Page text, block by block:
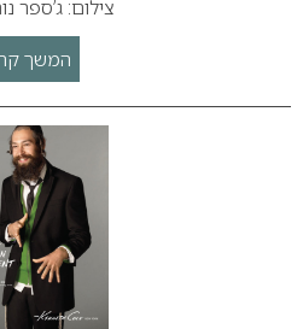
צילום: ג’ספר
המשך